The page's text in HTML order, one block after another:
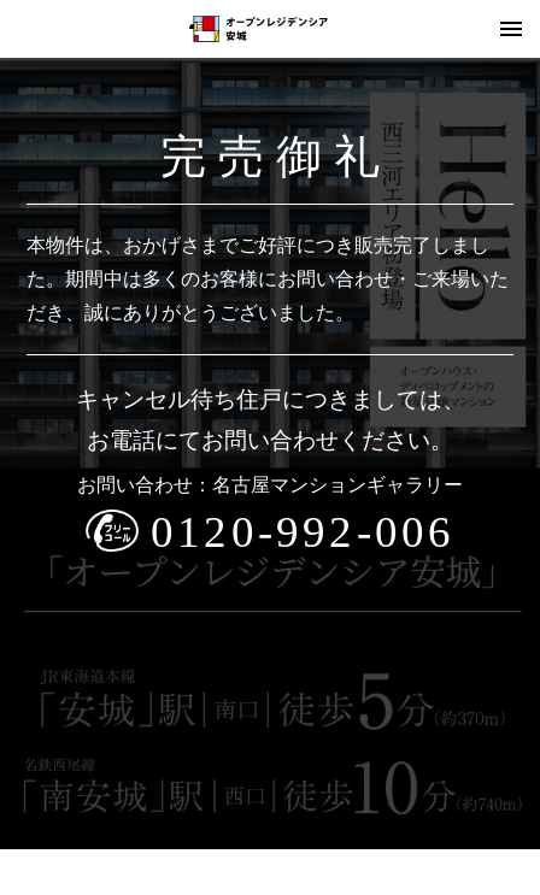
完 売 御 礼
本物件は、おかげさまでご好評につき販売完了しまし
た。期間中は多くのお客様にお問い合わせ・ご来場いた
だき、誠にありがとうございました。
キャンセル待ち住戸につきましては、
お電話にてお問い合わせください。
お問い合わせ：名古屋マンションギャラリー
0120-992-006